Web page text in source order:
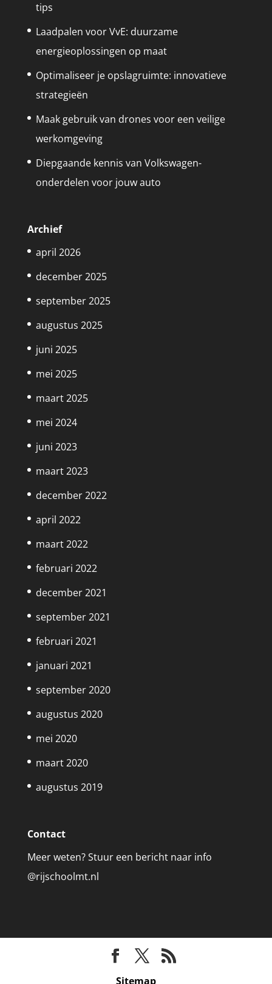
tips
Laadpalen voor VvE: duurzame
energieoplossingen op maat
Optimaliseer je opslagruimte: innovatieve
strategieën
Maak gebruik van drones voor een veilige
werkomgeving
Diepgaande kennis van Volkswagen-
onderdelen voor jouw auto
Archief
april 2026
december 2025
september 2025
augustus 2025
juni 2025
mei 2025
maart 2025
mei 2024
juni 2023
maart 2023
december 2022
april 2022
maart 2022
februari 2022
december 2021
september 2021
februari 2021
januari 2021
september 2020
augustus 2020
mei 2020
maart 2020
augustus 2019
Contact
Meer weten? Stuur een bericht naar info
@rijschoolmt.nl
Sitemap